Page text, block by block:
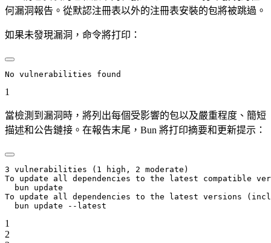
何漏洞報告。從默認注冊表以外的注冊表安裝的包將被跳過。
如果未發現漏洞，命令將打印：
No vulnerabilities found
1
當檢測到漏洞時，將列出每個受影響的包以及嚴重程度、簡短
描述和公告鏈接。在報告末尾，Bun 將打印摘要和更新提示：
3 vulnerabilities (1 high, 2 moderate)
To update all dependencies to the latest compatible
  bun update
To update all dependencies to the latest versions
  bun update --latest
1
2